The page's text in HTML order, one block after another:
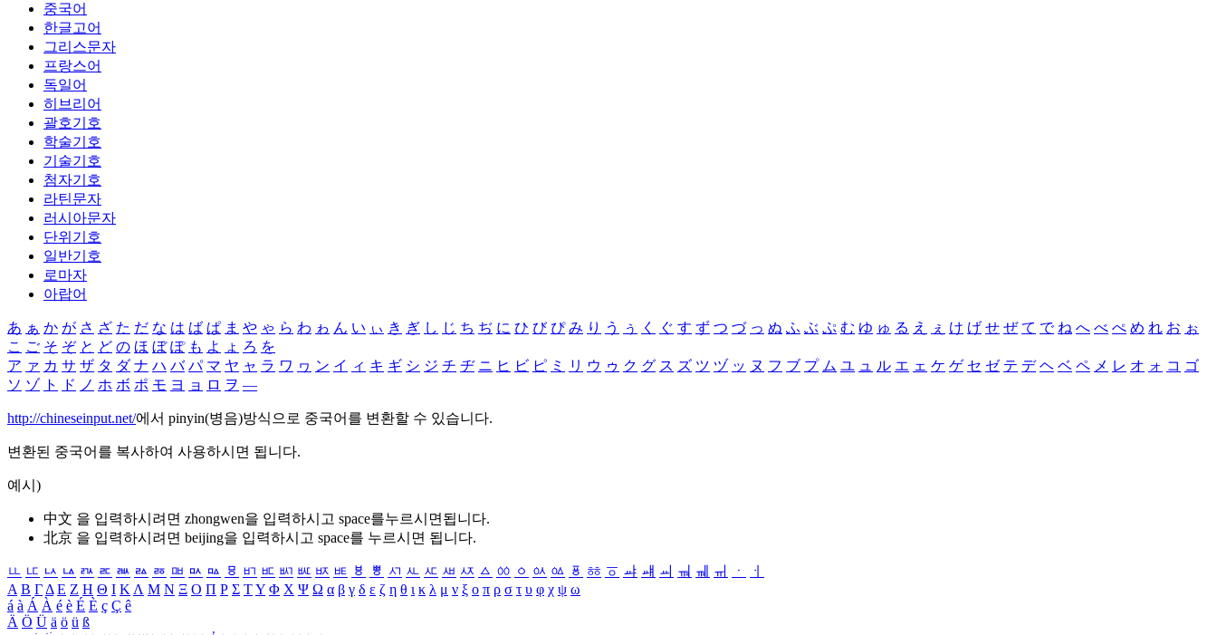
중국어
한글고어
그리스문자
프랑스어
독일어
히브리어
괄호기호
학술기호
기술기호
첨자기호
라틴문자
러시아문자
단위기호
일반기호
로마자
아랍어
あ ぁ か が さ ざ た だ な は ば ぱ ま や ゃ ら わ ゎ ん い ぃ き ぎ し じ ち ぢ に ひ び ぴ み り う ぅ く ぐ す ず つ づ っ ぬ ふ ぶ ぷ む ゆ ゅ る え ぇ け げ せ ぜ て で ね へ べ ぺ め れ お ぉ
こ ご そ ぞ と ど の ほ ぼ ぽ も よ ょ ろ を
ア ァ カ サ ザ タ ダ ナ ハ バ パ マ ヤ ャ ラ ワ ヮ ン イ ィ キ ギ シ ジ チ ヂ ニ ヒ ビ ピ ミ リ ウ ゥ ク グ ス ズ ツ ヅ ッ ヌ フ ブ プ ム ユ ュ ル エ ェ ケ ゲ セ ゼ テ デ ヘ ベ ペ メ レ オ ォ コ ゴ
ソ ゾ ト ド ノ ホ ボ ポ モ ヨ ョ ロ ヲ ―
http://chineseinput.net/에서 pinyin(병음)방식으로 중국어를 변환할 수 있습니다.
변환된 중국어를 복사하여 사용하시면 됩니다.
예시)
中文 을 입력하시려면 zhongwen을 입력하시고 space를누르시면됩니다.
北京 을 입력하시려면 beijing을 입력하시고 space를 누르시면 됩니다.
ㅥ ㅦ ㅧ ㅨ ㅩ ㅪ ㅫ ㅬ ㅭ ㅮ ㅯ ㅰ ㅱ ㅲ ㅳ ㅴ ㅵ ㅶ ㅷ ㅸ ㅹ ㅺ ㅻ ㅼ ㅽ ㅾ ㅿ ㆀ ㆁ ㆂ ㆃ ㆄ ㆅ ㆆ ㆇ ㆈ ㆉ ㆊ ㆋ ㆌ ㆍ
ㆎ
Α Β ΓΔ Ε Ζ Η Θ Ι ΚΛ Μ Ν Ξ Ο Π Ρ Σ ΤΥ Φ Χ Ψ Ω α β γ δ ε ζ η θ ι κ λ μ ν ξ ο π ρ σ τ υ φ χ ψ ω
á à Á À é è É È ç Ç ê
Ä Ö Ü ä ö ü ß